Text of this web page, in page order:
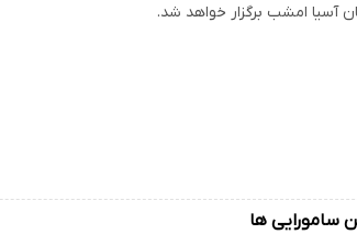
آسیا امشب برگزار خواهد شد.
سامورایی ها